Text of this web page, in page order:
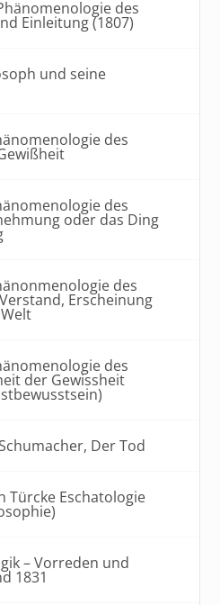
des
Einleitung (1807)
und seine
des
des
oder das Ding
des
Erscheinung
des
der Gewissheit
Der Tod
Türcke Eschatologie
– Vorreden und
1831